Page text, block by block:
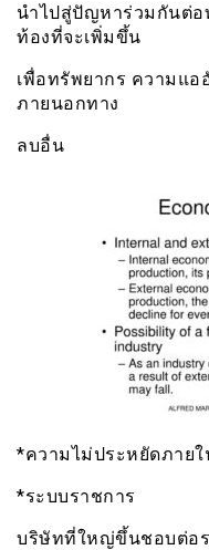
นำไปสู่ปัญหาร่วมกันต่อ
ท้องที่จะเพิ่มขึ้น
เพื่อทรัพยากร ความแอ
ภายนอกทาง
ลบอื่น
*ความไม่ประหยัดภายใ
*ระบบราชการ
บริษัทที่ใหญ่ขึ้นชอบต่อ